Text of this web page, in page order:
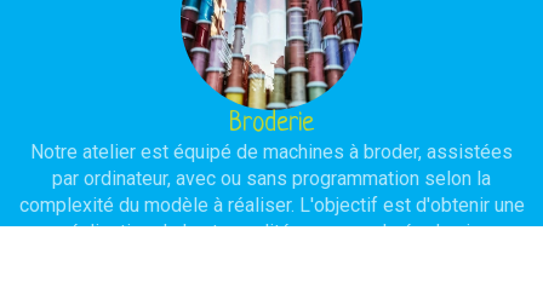
Broderie
Notre atelier est équipé de machines à broder, assistées
par ordinateur, avec ou sans programmation selon la
complexité du modèle à réaliser. L'objectif est d'obtenir une
réalisation de haute qualité avec une durée de vie